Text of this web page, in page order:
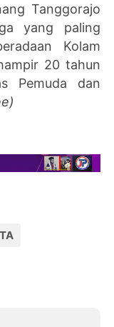
Tanggorajo
yang paling
Kolam
20 tahun
Pemuda dan